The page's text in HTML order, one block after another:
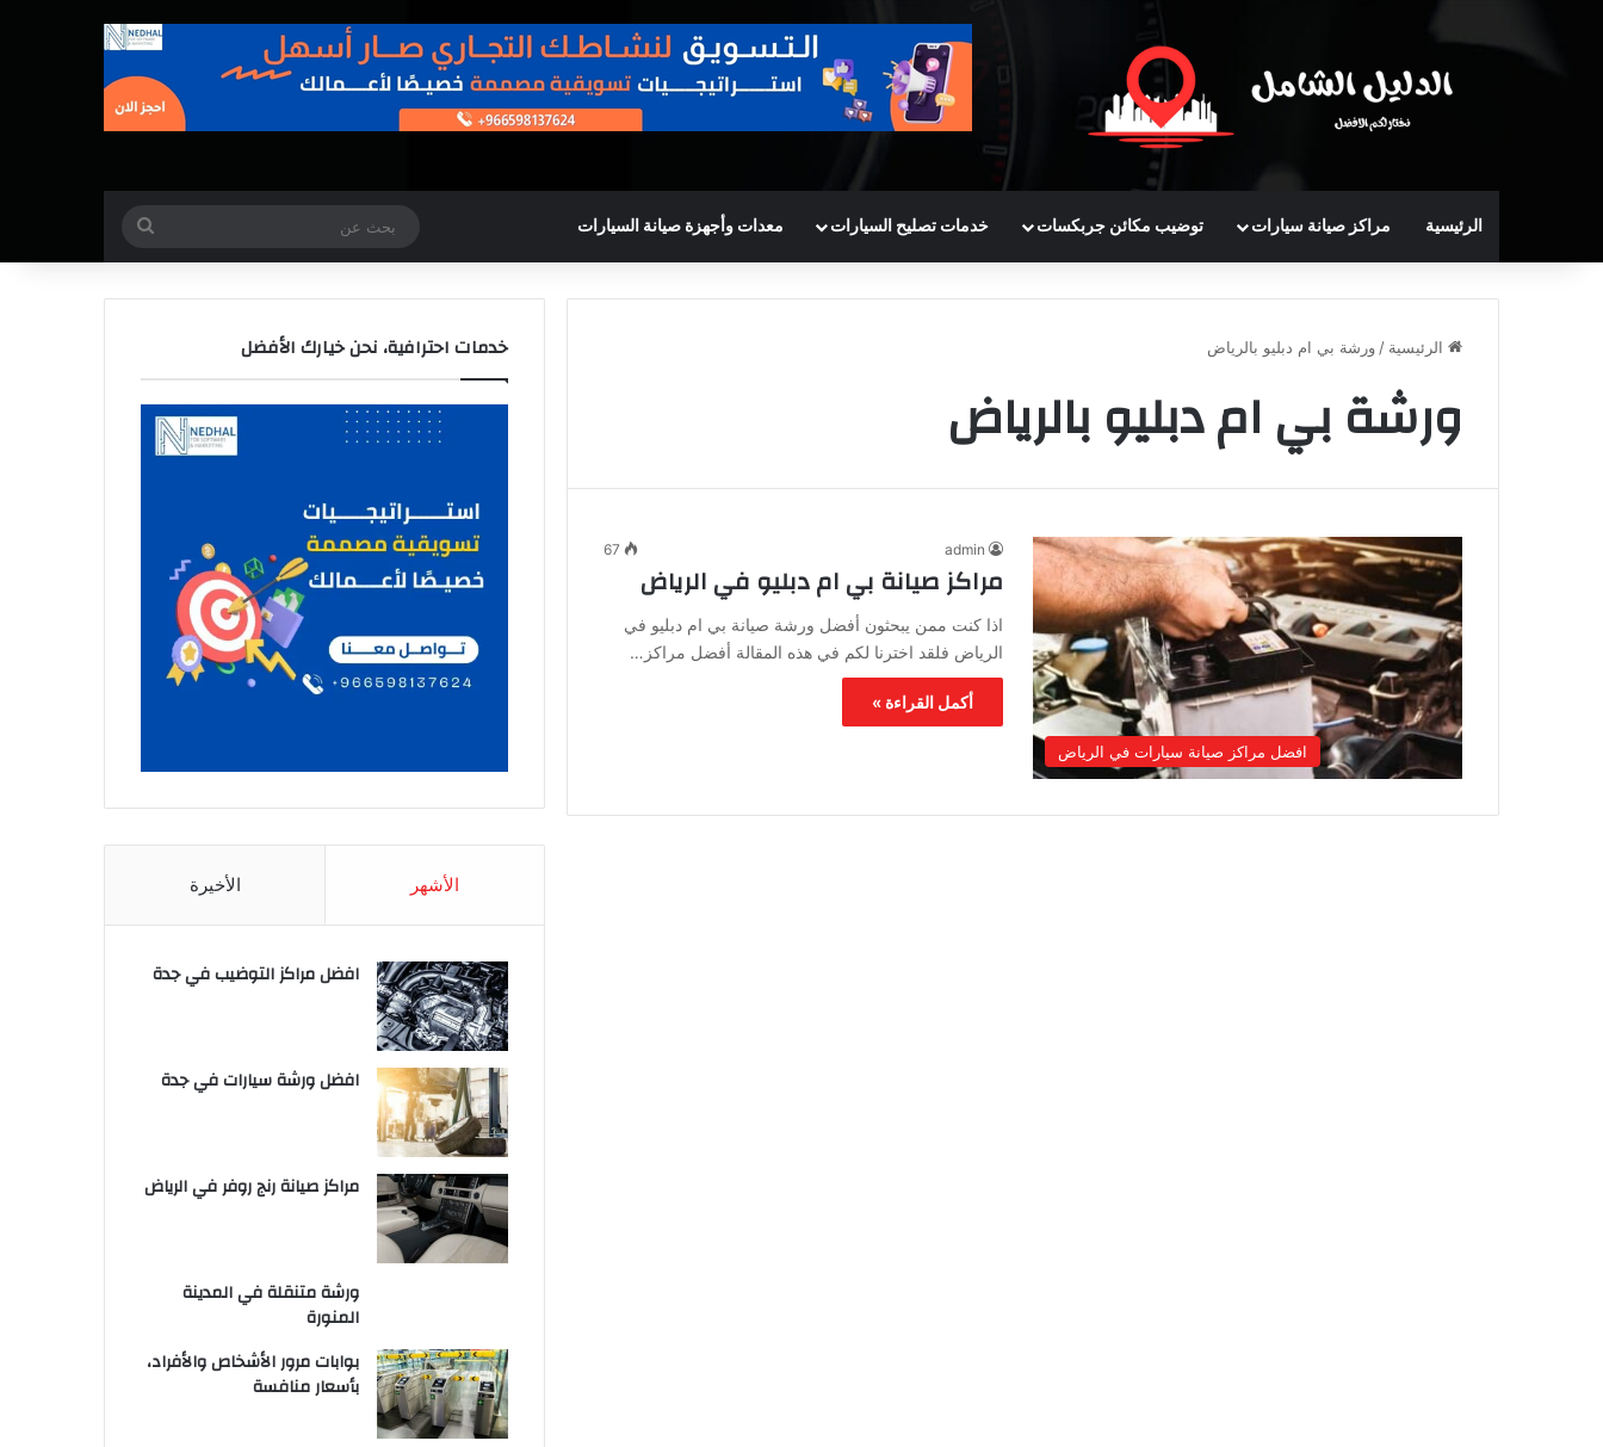
الرئيسية مراكز صيانة سيارات توضيب مكائن جربكسات خدمات تصليح السيارات معدات وأجهزة صيانة السيارات
عن
الرئيسية /ورشة بي ام دبليو بالرياض
ورشة بي ام دبليو بالرياض
افضل مراكز صيانة سيارات في الرياض
admin
67
مراكز صيانة بي ام دبليو في الرياض
اذا كنت ممن يبحثون أفضل ورشة صيانة بي ام دبليو في
الرياض فلقد اخترنا لكم في هذه المقالة أفضل مراكز…
أكمل القراءة »
خدمات احترافية، نحن خيارك الأفضل
الأشهر الأخيرة
افضل مراكز التوضيب في جدة
افضل ورشة سيارات في جدة
مراكز صيانة رنج روفر في الرياض
ورشة متنقلة في المدينة
المنورة
بوابات مرور الأشخاص والأفراد،
بأسعار منافسة